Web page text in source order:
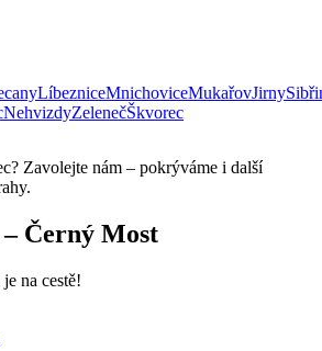
LíbezniceMnichoviceMukařovJirny
NehvizdyZelenečŠkvorec
Zavolejte nám – pokrýváme i další
Černý Most
na cestě!